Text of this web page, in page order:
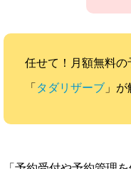
任せて！月額無料の
「 タダリザーブ 」